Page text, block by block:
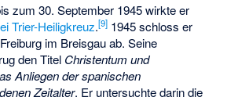
zum 30. September 1945 wirkte er
Trier-Heiligkreuz.[9] 1945 schloss er
im Breisgau ab. Seine
den Titel Christentum und
Anliegen der spanischen
Zeitalter. Er untersuchte darin die